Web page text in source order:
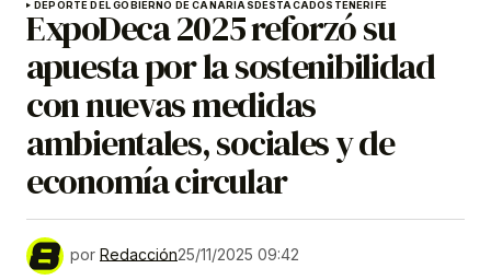
DEPORTE DEL GOBIERNO DE CANARIASDESTACADOS TENERIFE
ExpoDeca 2025 reforzó su
apuesta por la sostenibilidad
con nuevas medidas
ambientales, sociales y de
economía circular
por Redacción25/11/2025 09:42